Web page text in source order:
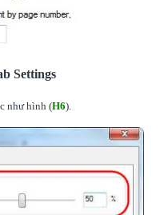
Settings
như hình (H6).